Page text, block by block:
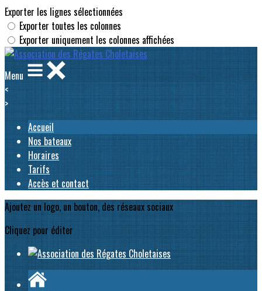
Exporter les lignes sélectionnées
Exporter toutes les colonnes
Exporter uniquement les colonnes affichées
Menu
<
>
Accueil
Nos bateaux
Horaires
Tarifs
Accès et contact
Ajoutez un logo, un bouton, des réseaux sociaux
Cliquez pour éditer